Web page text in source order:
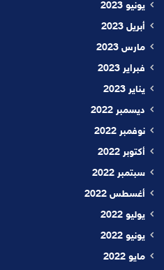
يونيو 2023
أبريل 2023
مارس 2023
فبراير 2023
يناير 2023
ديسمبر 2022
نوفمبر 2022
أكتوبر 2022
سبتمبر 2022
أغسطس 2022
يوليو 2022
يونيو 2022
مايو 2022